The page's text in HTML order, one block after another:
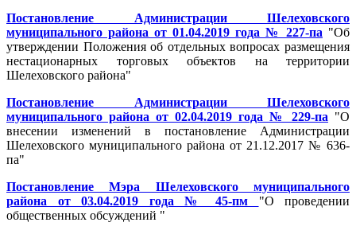
Постановление Администрации Шелеховского
муниципального района от 01.04.2019 года № 227-па "Об
утверждении Положения об отдельных вопросах размещения
нестационарных торговых объектов на территории
Шелеховского района"
Постановление Администрации Шелеховского
муниципального района от 02.04.2019 года № 229-па "О
внесении изменений в постановление Администрации
Шелеховского муниципального района от 21.12.2017 № 636-
па"
Постановление Мэра Шелеховского муниципального
района от 03.04.2019 года № 45-пм "О проведении
общественных обсуждений "